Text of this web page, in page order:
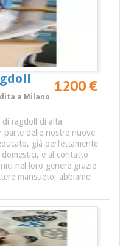
1200 €
a Milano
di ragdoll di alta
parte delle nostre nuove
già perfettamente
e al contatto
nel loro genere grazie
mansueto, abbiamo